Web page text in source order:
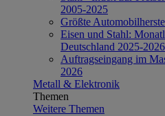
2005-2025
Größte
Eisen und Stahl:
Deutschland 2025-2026
Auftragseingang im
2026
Metall & Elektronik
Themen
Weitere Themen